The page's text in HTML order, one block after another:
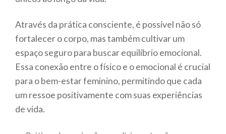
Através da prática consciente, é possível não só
fortalecer o corpo, mas também cultivar um
espaço seguro para buscar equilíbrio emocional.
Essa conexão entre o físico e o emocional é crucial
para o bem-estar feminino, permitindo que cada
um ressoe positivamente com suas experiências
de vida.